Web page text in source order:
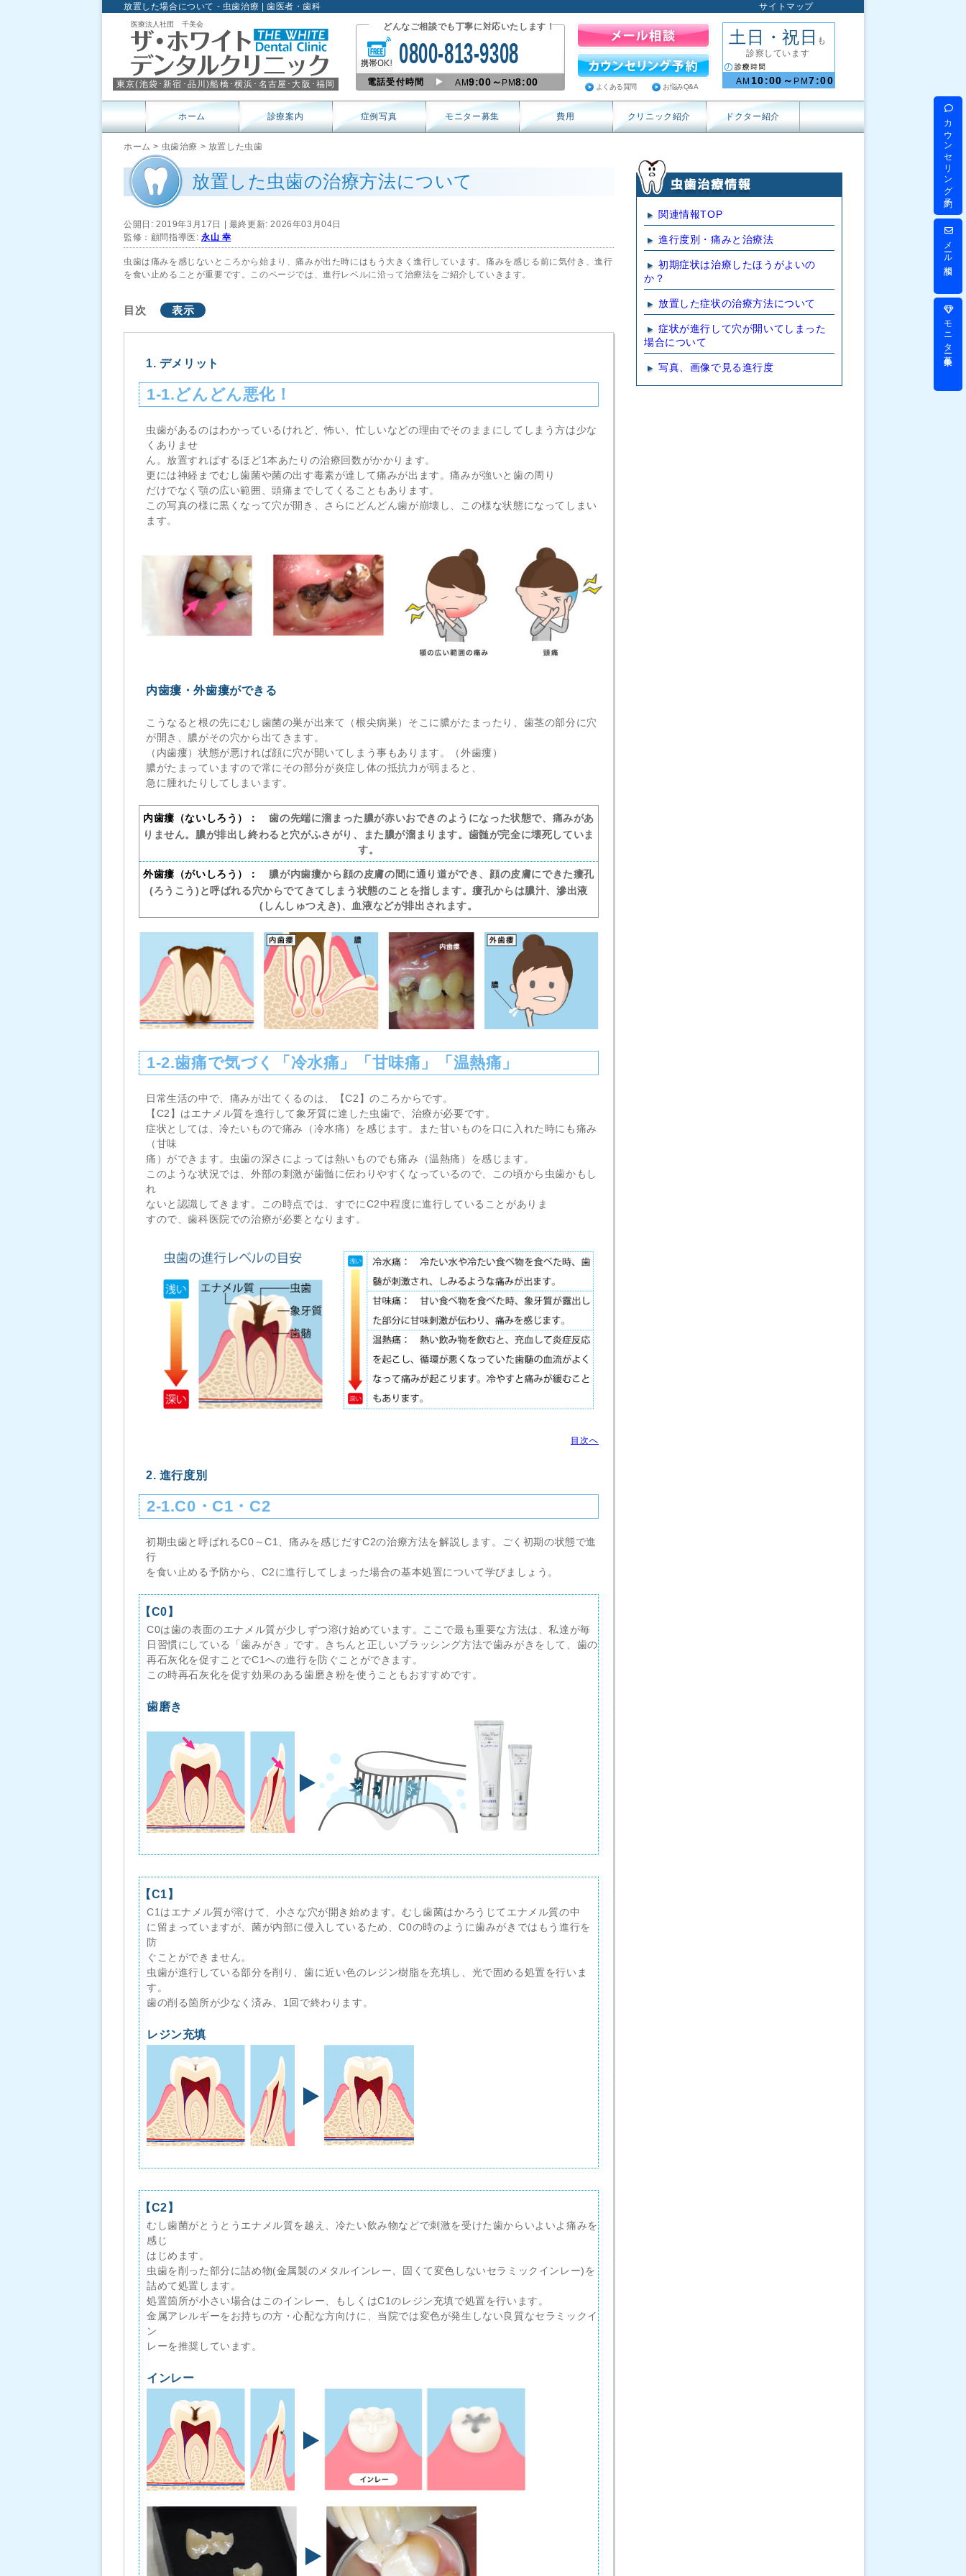
サイトマップ
放置した場合について - 虫歯治療 | 歯医者・歯科
東京(池袋 ･ 新宿 ･ 品川)船橋 ･横浜 ･ 名古屋 ･ 大阪 ･福岡
どんなご相談でも丁寧に対応いたします！
0800-813-9308
電話受付時間 AM9:00～ PM8:00 よくある質問 お悩みQ&A
土日・祝日 も
診察しています
AM 10:00～ PM7:00
ホーム 診療案内 症例写真 モニター募集 費用 クリニック紹介 ドクター紹介
ホーム > 虫歯治療 > 放置した虫歯
放置した虫歯の治療方法について
公開日:2019年3月17日 | 最終更新:2026年03月04日
監修：顧問指導医: 永山 幸
虫歯は痛みを感じないところから始まり、痛みが出た時にはもう大きく進行しています。痛みを感じる前に気付き、進行
を食い止めることが重要です。このページでは、進行レベルに沿って治療法をご紹介していきます。
目次
1. デメリット
1-1.どんどん悪化！
虫歯があるのはわかっているけれど、怖い、忙しいなどの理由でそのままにしてしまう方は少な
くありませ
ん。放置すればするほど1本あたりの治療回数がかかります。
更には神経までむし歯菌や菌の出す毒素が達して痛みが出ます。痛みが強いと歯の周り
だけでなく顎の広い範囲、頭痛までしてくることもあります。
この写真の様に黒くなって穴が開き、さらにどんどん歯が崩壊し、この様な状態になってしまい
ます。
内歯瘻・外歯瘻ができる
こうなると根の先にむし歯菌の巣が出来て（根尖病巣）そこに膿がたまったり、歯茎の部分に穴
が開き、膿がその穴から出てきます。
（内歯瘻）状態が悪ければ顔に穴が開いてしまう事もあります。（外歯瘻）
膿がたまっていますので常にその部分が炎症し体の抵抗力が弱まると、
急に腫れたりしてしまいます。
内歯瘻（ないしろう）：
歯の先端に溜まった膿が赤いおできのようになった状態で、痛みがあ
りません。膿が排出し終わると穴がふさがり、また膿が溜まります。歯髄が完全に壊死していま
す。
外歯瘻（がいしろう）：
膿が内歯瘻から顔の皮膚の間に通り道ができ、顔の皮膚にできた瘻孔
(ろうこう)と呼ばれる穴からでてきてしまう状態のことを指します。瘻孔からは膿汁、滲出液
(しんしゅつえき)、血液などが排出されます。
1-2.歯痛で気づく「冷水痛」「甘味痛」「温熱痛」
日常生活の中で、痛みが出てくるのは、【C2】のころからです。
【C2】はエナメル質を進行して象牙質に達した虫歯で、治療が必要です。
症状としては、冷たいもので痛み（冷水痛）を感じます。また甘いものを口に入れた時にも痛み
（甘味
痛）ができます。虫歯の深さによっては熱いものでも痛み（温熱痛）を感じます。
このような状況では、外部の刺激が歯髄に伝わりやすくなっているので、この頃から虫歯かもし
れ
ないと認識してきます。この時点では、すでにC2中程度に進行していることがありま
すので、歯科医院での治療が必要となります。
目次へ
2. 進行度別
2-1.C0・C1・C2
初期虫歯と呼ばれるC0～C1、痛みを感じだすC2の治療方法を解説します。ごく初期の状態で進
行
を食い止める予防から、C2に進行してしまった場合の基本処置について学びましょう。
【C0】
C0は歯の表面のエナメル質が少しずつ溶け始めています。ここで最も重要な方法は、私達が毎
日習慣にしている「歯みがき」です。きちんと正しいブラッシング方法で歯みがきをして、歯の
再石灰化を促すことでC1への進行を防ぐことができます。
この時再石灰化を促す効果のある歯磨き粉を使うこともおすすめです。
歯磨き
【C1】
C1はエナメル質が溶けて、小さな穴が開き始めます。むし歯菌はかろうじてエナメル質の中
に留まっていますが、菌が内部に侵入しているため、C0の時のように歯みがきではもう進行を
防
ぐことができません。
虫歯が進行している部分を削り、歯に近い色のレジン樹脂を充填し、光で固める処置を行いま
す。
歯の削る箇所が少なく済み、1回で終わります。
レジン充填
【C2】
むし歯菌がとうとうエナメル質を越え、冷たい飲み物などで刺激を受けた歯からいよいよ痛みを
感じ
はじめます。
虫歯を削った部分に詰め物(金属製のメタルインレー、固くて変色しないセラミックインレー)を
詰めて処置します。
処置箇所が小さい場合はこのインレー、もしくはC1のレジン充填で処置を行います。
金属アレルギーをお持ちの方・心配な方向けに、当院では変色が発生しない良質なセラミックイ
ン
レーを推奨しています。
インレー
関連情報TOP
進行度別・痛みと治療法
初期症状は治療したほうがよいの
か？
放置した症状の治療方法について
症状が進行して穴が開いてしまった
場合について
写真、画像で見る進行度
カウンセリング予約
メール相談
モニター募集中